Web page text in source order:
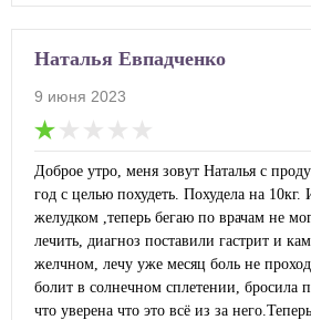
Наталья Евпадченко
9 июня 2023
Доброе утро, меня зовут Наталья с
год с целью похудеть. Похудела на
желудком ,теперь бегаю по врачам не
лечить, диагноз поставили гастрит и
желчном, лечу уже месяц боль не
болит в солнечном сплетении, бросила
что уверена что это всё из за